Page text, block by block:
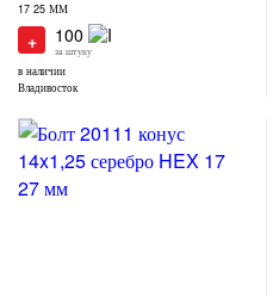
17 25 ММ
+ 100
за штуку
в наличии
Владивосток